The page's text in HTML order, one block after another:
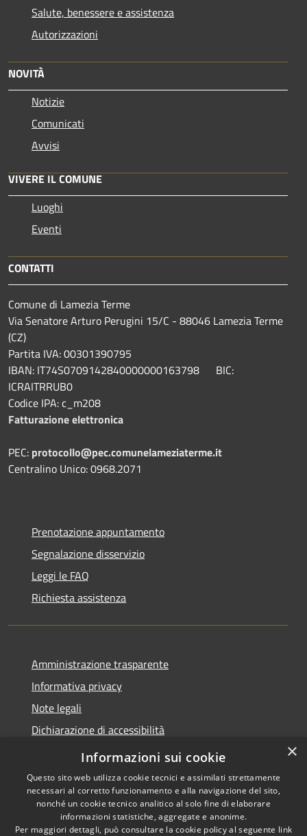
Salute, benessere e assistenza
Autorizzazioni
NOVITÀ
Notizie
Comunicati
Avvisi
VIVERE IL COMUNE
Luoghi
Eventi
CONTATTI
Comune di Lamezia Terme
Via Senatore Arturo Perugini 15/C - 88046 Lamezia Terme
(CZ)
Partita IVA: 00301390795
IBAN: IT74S0709142840000000163798 BIC:
ICRAITRRUB0
Codice IPA: c_m208
Fatturazione elettronica
PEC: protocollo@pec.comunelameziaterme.it
Centralino Unico: 0968.2071
Prenotazione appuntamento
Segnalazione disservizio
Leggi le FAQ
Richiesta assistenza
Amministrazione trasparente
Informativa privacy
Note legali
Dichiarazione di accessibilità
Feedback accessibilità
Copyright © 2026 • Città di
×
Informazioni sui cookie
Questo sito web utilizza cookie tecnici e assimilati strettamente
necessari al corretto funzionamento e alla navigazione del sito,
nonché un cookie tecnico analitico al solo fine di elaborare
informazioni statistiche, aggregate e anonime.
Per maggiori dettagli, può consultare la cookie policy al seguente link